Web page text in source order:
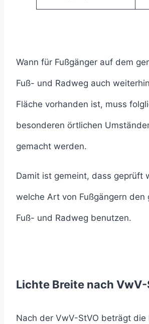
Wann für Fußgänger auf dem
Fuß- und Radweg auch
Fläche vorhanden ist, muss
besonderen örtlichen
gemacht werden.
Damit ist gemeint, dass geprüft
welche Art von Fußgängern den
Fuß- und Radweg benutzen.
Lichte Breite nach VwV-
Nach der VwV-StVO beträgt die